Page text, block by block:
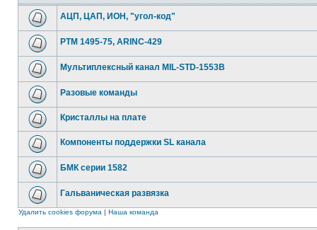
АЦП, ЦАП, ИОН, "угол-код"
РТМ 1495-75, ARINC-429
Мультиплексный канал MIL-STD-1553B
Разовые команды
Кристаллы на плате
Компоненты поддержки SL канала
БМК серии 1582
Гальваническая развязка
Удалить cookies форума | Наша команда